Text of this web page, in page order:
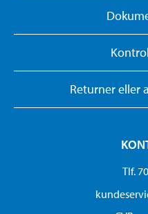
Returner eller
Tlf.